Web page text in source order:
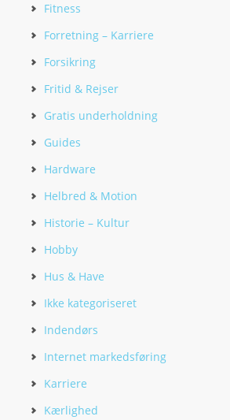
Fitness
Forretning – Karriere
Forsikring
Fritid & Rejser
Gratis underholdning
Guides
Hardware
Helbred & Motion
Historie – Kultur
Hobby
Hus & Have
Ikke kategoriseret
Indendørs
Internet markedsføring
Karriere
Kærlighed